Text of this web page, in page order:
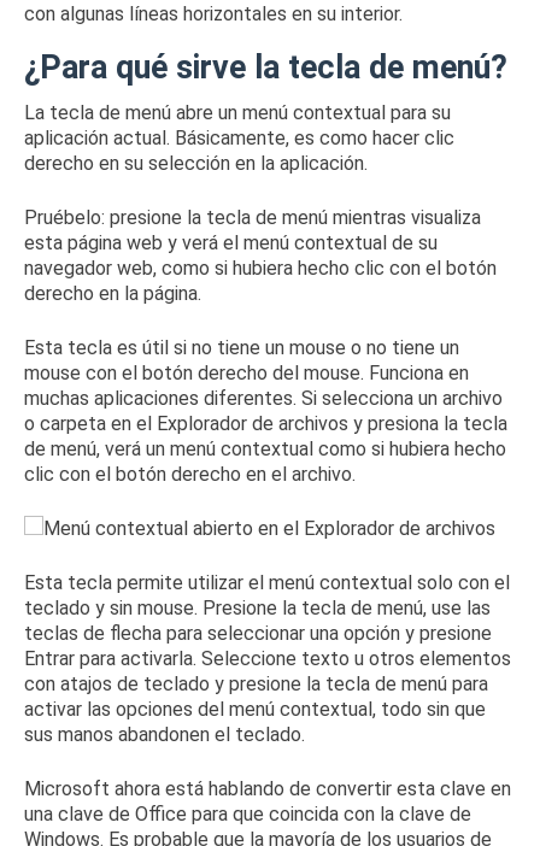
con algunas líneas horizontales en su interior.
¿Para qué sirve la tecla de menú?
La tecla de menú abre un menú contextual para su
aplicación actual. Básicamente, es como hacer clic
derecho en su selección en la aplicación.
Pruébelo: presione la tecla de menú mientras visualiza
esta página web y verá el menú contextual de su
navegador web, como si hubiera hecho clic con el botón
derecho en la página.
Esta tecla es útil si no tiene un mouse o no tiene un
mouse con el botón derecho del mouse. Funciona en
muchas aplicaciones diferentes. Si selecciona un archivo
o carpeta en el Explorador de archivos y presiona la tecla
de menú, verá un menú contextual como si hubiera hecho
clic con el botón derecho en el archivo.
Esta tecla permite utilizar el menú contextual solo con el
teclado y sin mouse. Presione la tecla de menú, use las
teclas de flecha para seleccionar una opción y presione
Entrar para activarla. Seleccione texto u otros elementos
con atajos de teclado y presione la tecla de menú para
activar las opciones del menú contextual, todo sin que
sus manos abandonen el teclado.
Microsoft ahora está hablando de convertir esta clave en
una clave de Office para que coincida con la clave de
Windows. Es probable que la mayoría de los usuarios de